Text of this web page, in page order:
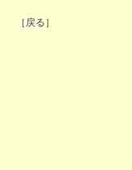
［戻る］